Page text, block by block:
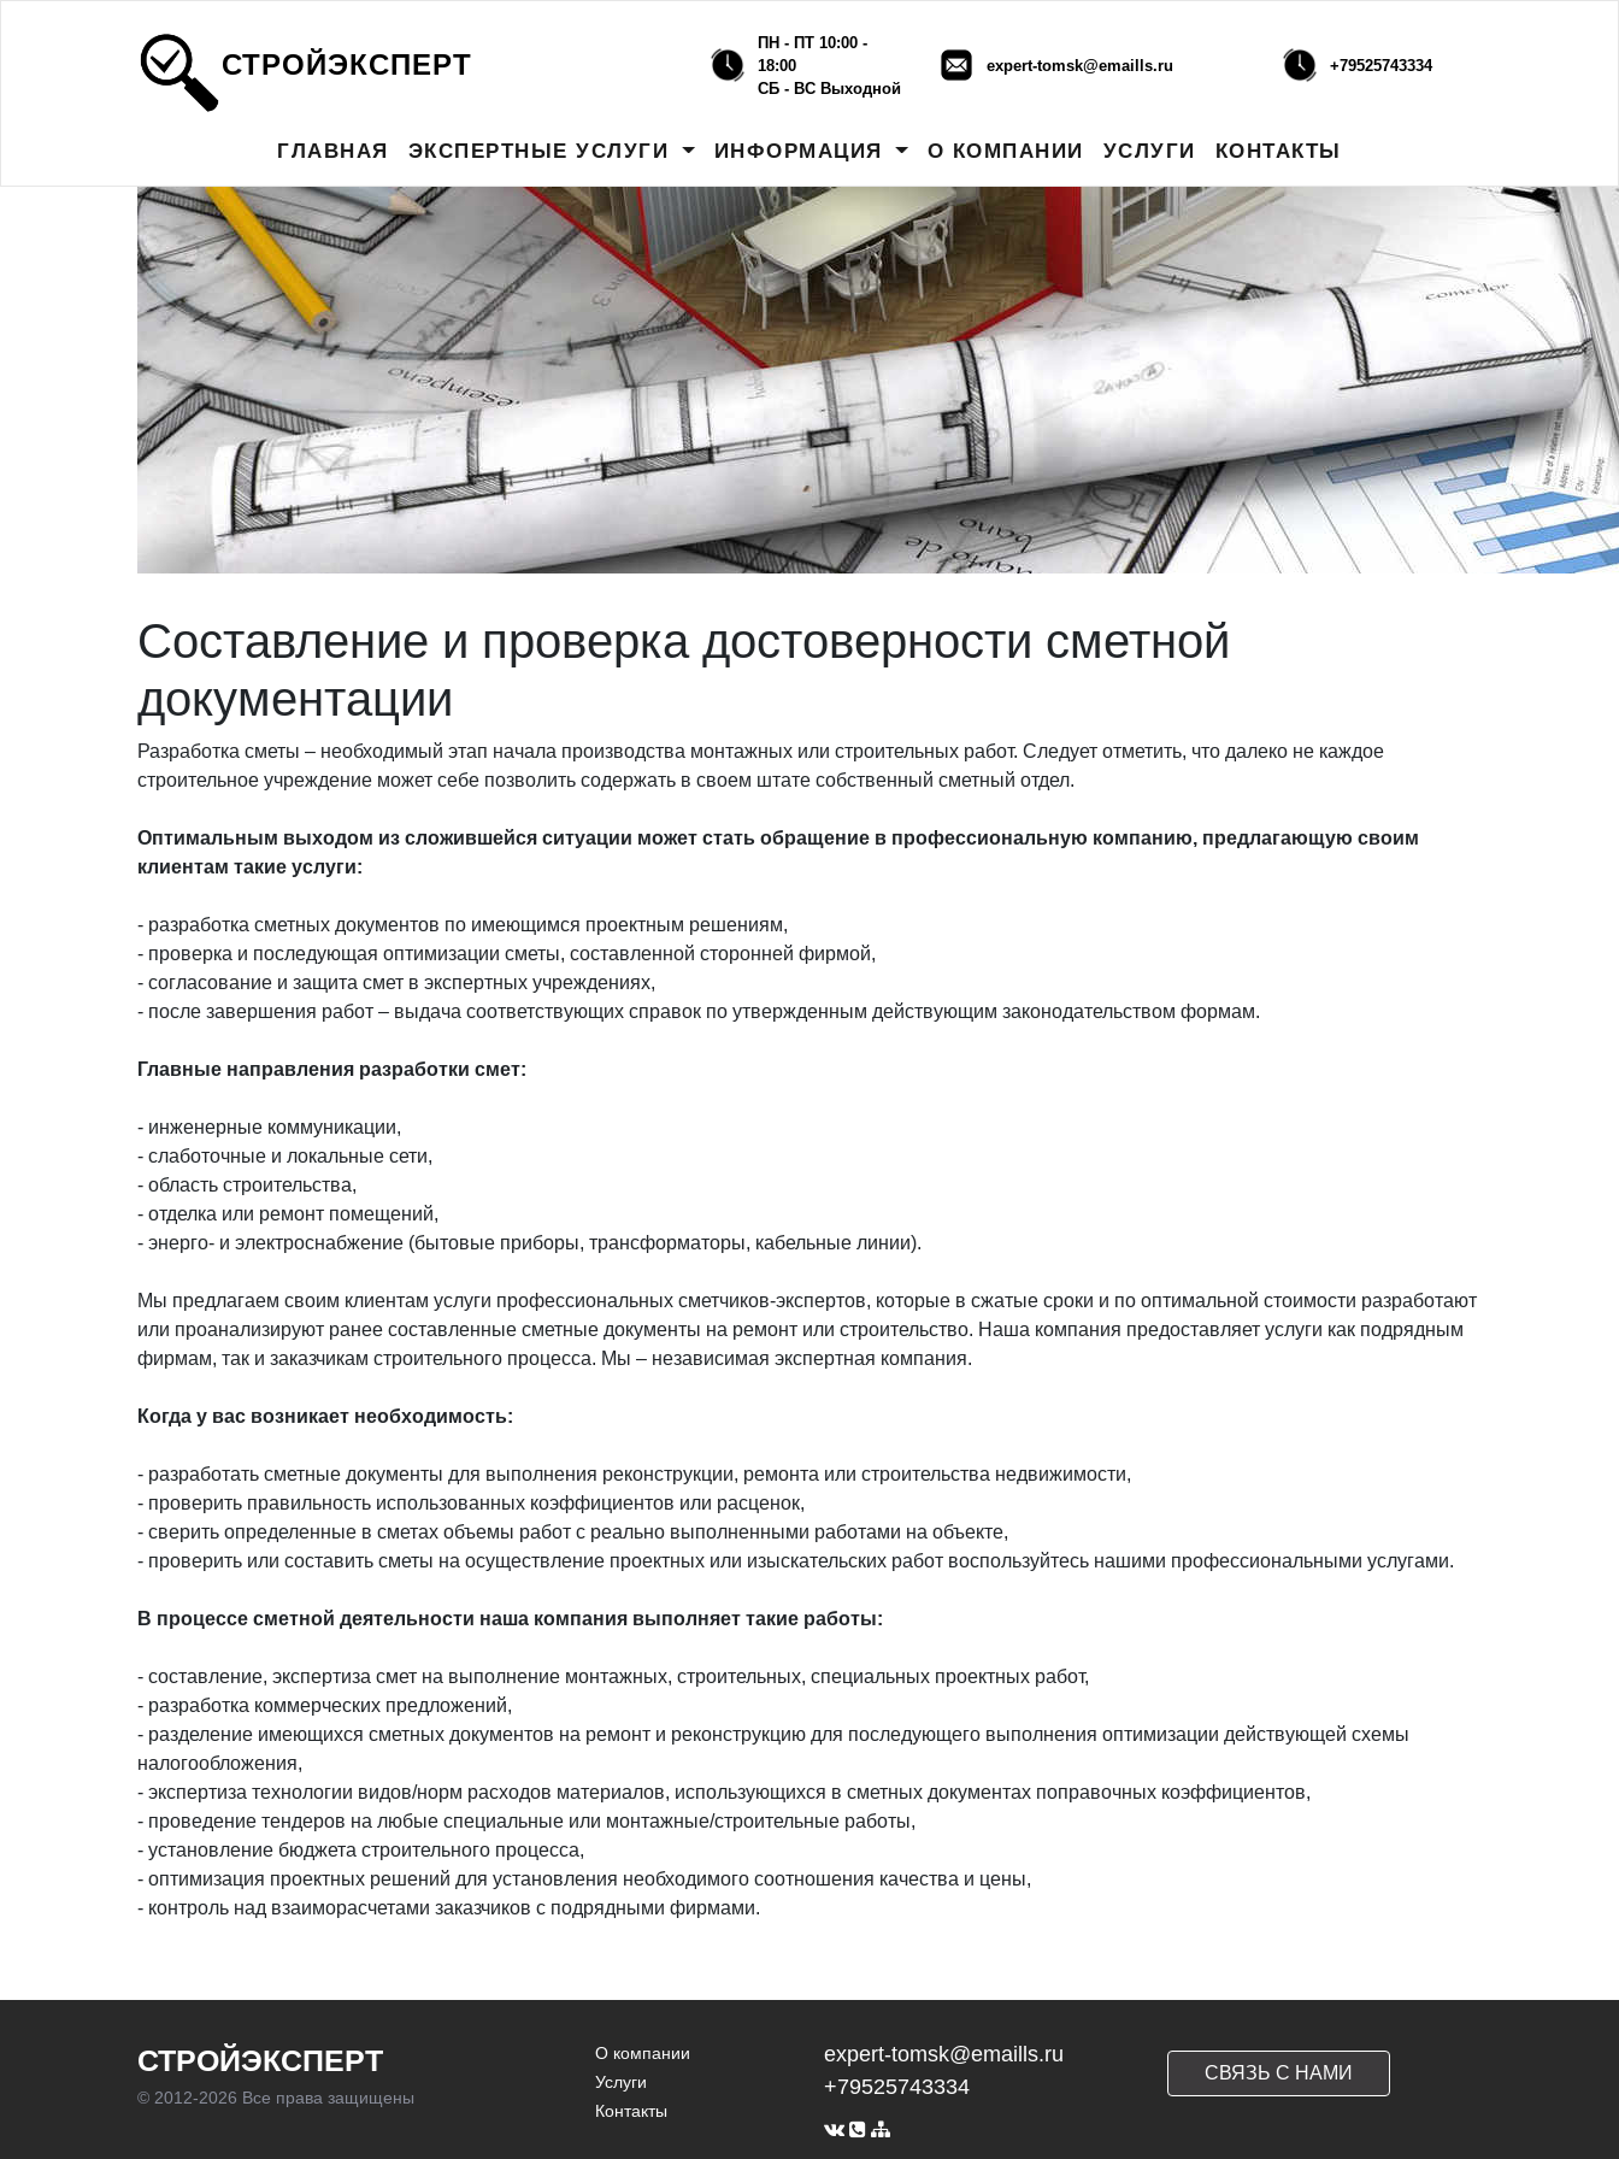
СТРОЙЭКСПЕРТ
ПН - ПТ 10:00 -
18:00
СБ - ВС Выходной
expert-tomsk@emaills.ru +79525743334
ГЛАВНАЯ ЭКСПЕРТНЫЕ УСЛУГИ ИНФОРМАЦИЯ О КОМПАНИИ УСЛУГИ КОНТАКТЫ
Составление и проверка достоверности сметной
документации
Разработка сметы – необходимый этап начала производства монтажных или строительных работ. Следует отметить, что далеко не каждое
строительное учреждение может себе позволить содержать в своем штате собственный сметный отдел.
Оптимальным выходом из сложившейся ситуации может стать обращение в профессиональную компанию, предлагающую своим
клиентам такие услуги:
- разработка сметных документов по имеющимся проектным решениям,
- проверка и последующая оптимизации сметы, составленной сторонней фирмой,
- согласование и защита смет в экспертных учреждениях,
- после завершения работ – выдача соответствующих справок по утвержденным действующим законодательством формам.
Главные направления разработки смет:
- инженерные коммуникации,
- слаботочные и локальные сети,
- область строительства,
- отделка или ремонт помещений,
- энерго- и электроснабжение (бытовые приборы, трансформаторы, кабельные линии).
Мы предлагаем своим клиентам услуги профессиональных сметчиков-экспертов, которые в сжатые сроки и по оптимальной стоимости разработают
или проанализируют ранее составленные сметные документы на ремонт или строительство. Наша компания предоставляет услуги как подрядным
фирмам, так и заказчикам строительного процесса. Мы – независимая экспертная компания.
Когда у вас возникает необходимость:
- разработать сметные документы для выполнения реконструкции, ремонта или строительства недвижимости,
- проверить правильность использованных коэффициентов или расценок,
- сверить определенные в сметах объемы работ с реально выполненными работами на объекте,
- проверить или составить сметы на осуществление проектных или изыскательских работ воспользуйтесь нашими профессиональными услугами.
В процессе сметной деятельности наша компания выполняет такие работы:
- составление, экспертиза смет на выполнение монтажных, строительных, специальных проектных работ,
- разработка коммерческих предложений,
- разделение имеющихся сметных документов на ремонт и реконструкцию для последующего выполнения оптимизации действующей схемы
налогообложения,
- экспертиза технологии видов/норм расходов материалов, использующихся в сметных документах поправочных коэффициентов,
- проведение тендеров на любые специальные или монтажные/строительные работы,
- установление бюджета строительного процесса,
- оптимизация проектных решений для установления необходимого соотношения качества и цены,
- контроль над взаиморасчетами заказчиков с подрядными фирмами.
СТРОЙЭКСПЕРТ
© 2012-2026 Все права защищены
О компании
Услуги
Контакты
expert-tomsk@emaills.ru
+79525743334
СВЯЗЬ С НАМИ